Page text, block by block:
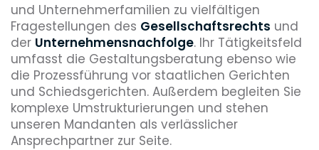
und Unternehmerfamilien zu vielfältigen
Fragestellungen des Gesellschaftsrechts und
der Unternehmensnachfolge. Ihr Tätigkeitsfeld
umfasst die Gestaltungsberatung ebenso wie
die Prozessführung vor staatlichen Gerichten
und Schiedsgerichten. Außerdem begleiten Sie
komplexe Umstrukturierungen und stehen
unseren Mandanten als verlässlicher
Ansprechpartner zur Seite.